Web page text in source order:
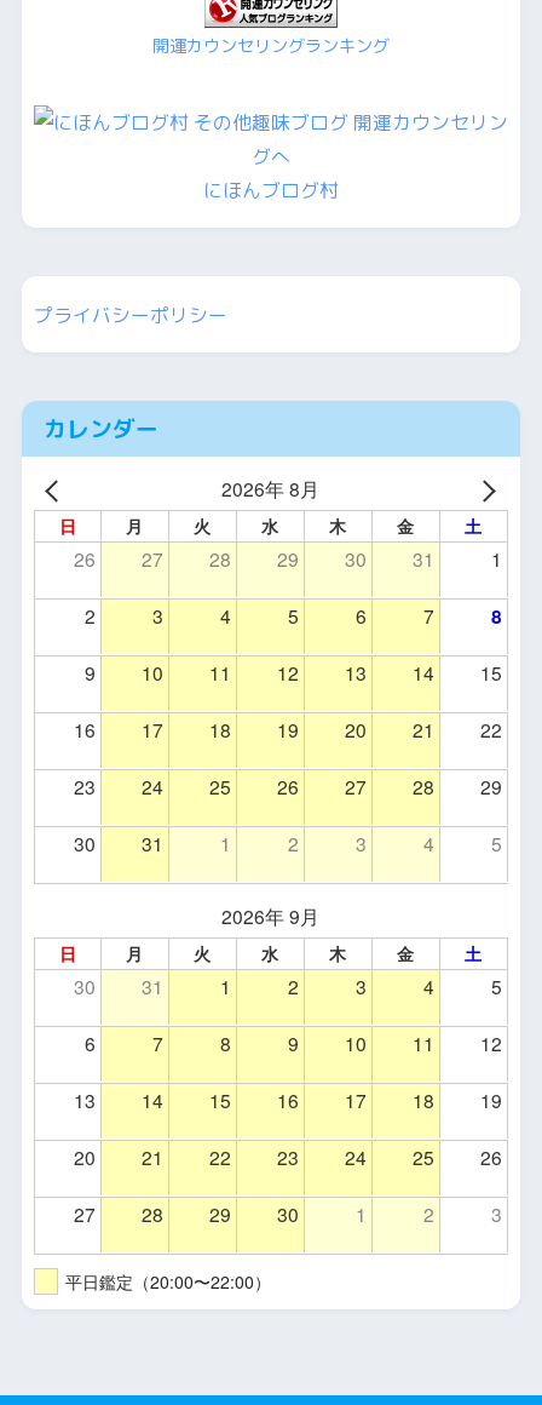
開運カウンセリングランキング
にほんブログ村
プライバシーポリシー
カレンダー
2026年 8月
日 月 火 水 木 金 土
26 27 28 29 30 31 1
2 3 4 5 6 7 8
9 10 11 12 13 14 15
16 17 18 19 20 21 22
23 24 25 26 27 28 29
30 31 1 2 3 4 5
2026年 9月
日 月 火 水 木 金 土
30 31 1 2 3 4 5
6 7 8 9 10 11 12
13 14 15 16 17 18 19
20 21 22 23 24 25 26
27 28 29 30 1 2 3
平日鑑定（20:00〜22:00）